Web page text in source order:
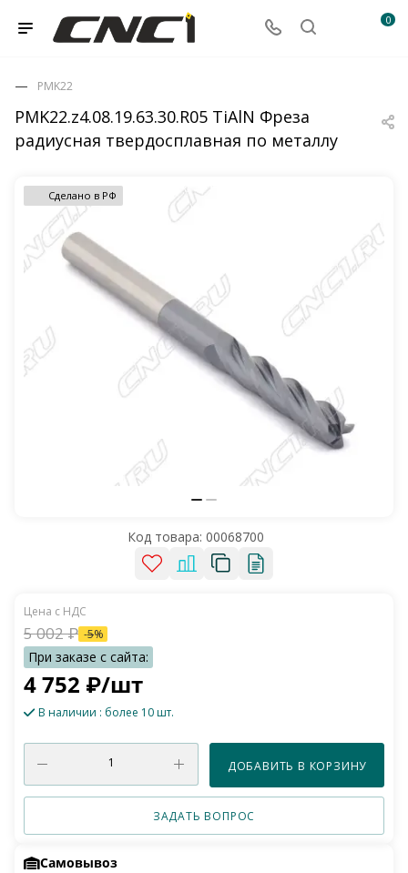
0
PMK22.z4.08.19.63.30.R05 TiAlN Фреза
радиусная твердосплавная по металлу
PMK22
Сделано в РФ
Код товара: 00068700
4 752 ₽/шт
5 002₽ -5%
В наличии : более 10 шт.
ДОБАВИТЬ В КОРЗИНУ
ЗАДАТЬ ВОПРОС
Самовывоз